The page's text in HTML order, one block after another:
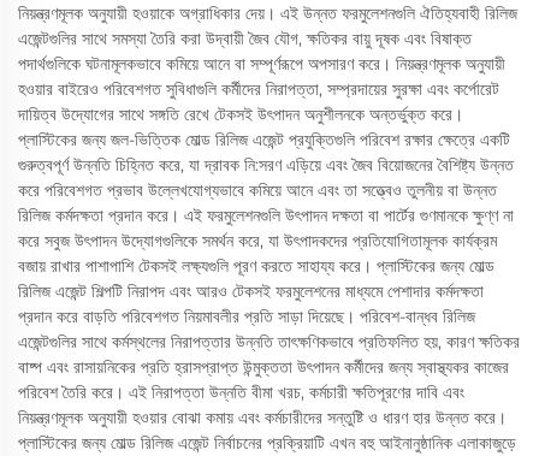
নিয়ন্ত্রণমূলক অনুযায়ী হওয়াকে অগ্রাধিকার দেয়। এই উন্নত ফরমুলেশনগুলি ঐতিহ্যবাহী রিলিজ
এজেন্টগুলির সাথে সমস্যা তৈরি করা উদ্বায়ী জৈব যৌগ, ক্ষতিকর বায়ু দূষক এবং বিষাক্ত
পদার্থগুলিকে ঘটনামূলকভাবে কমিয়ে আনে বা সম্পূর্ণরূপে অপসারণ করে। নিয়ন্ত্রণমূলক অনুযায়ী
হওয়ার বাইরেও পরিবেশগত সুবিধাগুলি কর্মীদের নিরাপত্তা, সম্প্রদায়ের সুরক্ষা এবং কর্পোরেট
দায়িত্ব উদ্যোগের সাথে সঙ্গতি রেখে টেকসই উৎপাদন অনুশীলনকে অন্তর্ভুক্ত করে।
প্লাস্টিকের জন্য জল-ভিত্তিক মোল্ড রিলিজ এজেন্ট প্রযুক্তিগুলি পরিবেশ রক্ষার ক্ষেত্রে একটি
গুরুত্বপূর্ণ উন্নতি চিহ্নিত করে, যা দ্রাবক নি:সরণ এড়িয়ে এবং জৈব বিয়োজনের বৈশিষ্ট্য উন্নত
করে পরিবেশগত প্রভাব উল্লেখযোগ্যভাবে কমিয়ে আনে এবং তা সত্ত্বেও তুলনীয় বা উন্নত
রিলিজ কর্মদক্ষতা প্রদান করে। এই ফরমুলেশনগুলি উৎপাদন দক্ষতা বা পার্টের গুণমানকে ক্ষুণ্ণ না
করে সবুজ উৎপাদন উদ্যোগগুলিকে সমর্থন করে, যা উৎপাদকদের প্রতিযোগিতামূলক কার্যক্রম
বজায় রাখার পাশাপাশি টেকসই লক্ষ্যগুলি পূরণ করতে সাহায্য করে। প্লাস্টিকের জন্য মোল্ড
রিলিজ এজেন্ট শিল্পটি নিরাপদ এবং আরও টেকসই ফরমুলেশনের মাধ্যমে পেশাদার কর্মদক্ষতা
প্রদান করে বাড়তি পরিবেশগত নিয়মাবলীর প্রতি সাড়া দিয়েছে। পরিবেশ-বান্ধব রিলিজ
এজেন্টগুলির সাথে কর্মস্থলের নিরাপত্তার উন্নতি তাৎক্ষণিকভাবে প্রতিফলিত হয়, কারণ ক্ষতিকর
বাষ্প এবং রাসায়নিকের প্রতি হ্রাসপ্রাপ্ত উন্মুক্ততা উৎপাদন কর্মীদের জন্য স্বাস্থ্যকর কাজের
পরিবেশ তৈরি করে। এই নিরাপত্তা উন্নতি বীমা খরচ, কর্মচারী ক্ষতিপূরণের দাবি এবং
নিয়ন্ত্রণমূলক অনুযায়ী হওয়ার বোঝা কমায় এবং কর্মচারীদের সন্তুষ্টি ও ধারণ হার উন্নত করে।
প্লাস্টিকের জন্য মোল্ড রিলিজ এজেন্ট নির্বাচনের প্রক্রিয়াটি এখন বহু আইনানুষ্ঠানিক এলাকাজুড়ে